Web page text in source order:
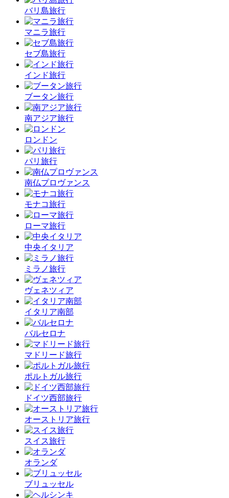
バリ島旅行
マニラ旅行
セブ島旅行
インド旅行
ブータン旅行
南アジア旅行
ロンドン
パリ旅行
南仏プロヴァンス
モナコ旅行
ローマ旅行
中央イタリア
ミラノ旅行
ヴェネツィア
イタリア南部
バルセロナ
マドリード旅行
ポルトガル旅行
ドイツ西部旅行
オーストリア旅行
スイス旅行
オランダ
ブリュッセル